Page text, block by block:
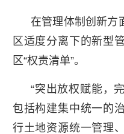
在管理体制创新方
区适度分离下的新型
区“权责清单”。
“突出放权赋能，
包括构建集中统一的
行土地资源统一管理